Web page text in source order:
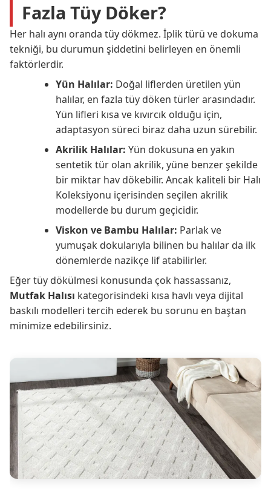
Fazla Tüy Döker?
Her halı aynı oranda tüy dökmez. İplik türü ve dokuma
tekniği, bu durumun şiddetini belirleyen en önemli
faktörlerdir.
Yün Halılar: Doğal liflerden üretilen yün
halılar, en fazla tüy döken türler arasındadır.
Yün lifleri kısa ve kıvırcık olduğu için,
adaptasyon süreci biraz daha uzun sürebilir.
Akrilik Halılar: Yün dokusuna en yakın
sentetik tür olan akrilik, yüne benzer şekilde
bir miktar hav dökebilir. Ancak kaliteli bir Halı
Koleksiyonu içerisinden seçilen akrilik
modellerde bu durum geçicidir.
Viskon ve Bambu Halılar: Parlak ve
yumuşak dokularıyla bilinen bu halılar da ilk
dönemlerde nazikçe lif atabilirler.
Eğer tüy dökülmesi konusunda çok hassassanız,
Mutfak Halısı kategorisindeki kısa havlı veya dijital
baskılı modelleri tercih ederek bu sorunu en baştan
minimize edebilirsiniz.